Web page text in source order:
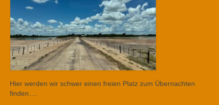
Hier werden wir schwer einen freien Platz zum Übernachten
finden….